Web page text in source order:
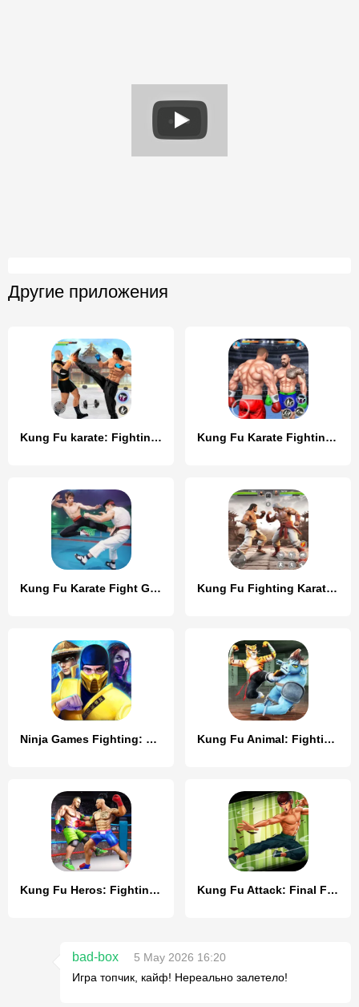
Другие приложения
Kung Fu karate: Fighting Games Kung Fu Karate Fighting Games
Kung Fu Karate Fight Game Kung Fu Fighting Karate Games
Ninja Games Fighting: Kung Fu Kung Fu Animal: Fighting Games
Kung Fu Heros: Fighting Game Kung Fu Attack: Final Fight
bad-box
5 May 2026 16:20
Игра топчик, кайф! Нереально залетело!